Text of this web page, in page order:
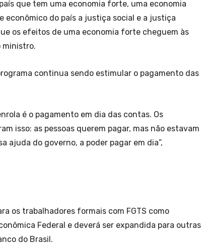
que tem uma economia forte, uma economia
econômico do país a justiça social e a justiça
os efeitos de uma economia forte cheguem às
ministro.
continua sendo estimular o pagamento das
é o pagamento em dia das contas. Os
isso: as pessoas querem pagar, mas não estavam
ajuda do governo, a poder pagar em dia”,
os trabalhadores formais com FGTS como
Federal e deverá ser expandida para outras
do Brasil.